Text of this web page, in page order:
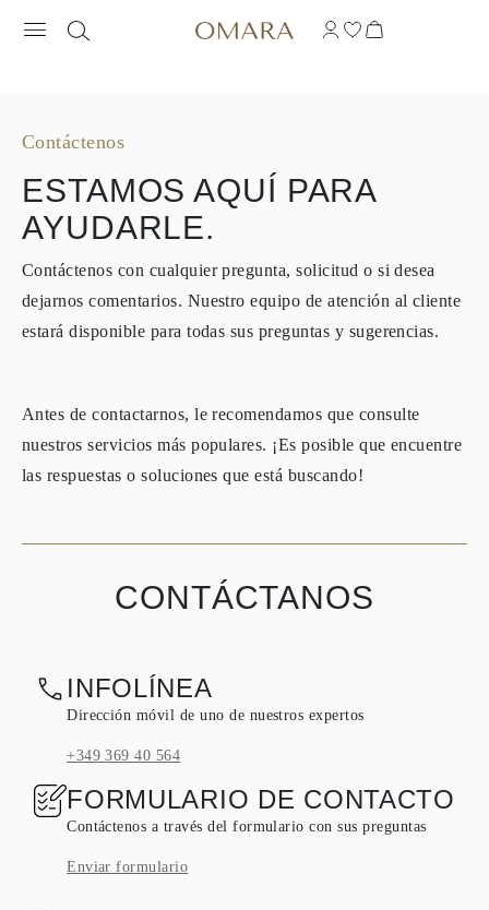
Contáctenos
ESTAMOS AQUÍ PARA
AYUDARLE.
Contáctenos con cualquier pregunta, solicitud o si desea
dejarnos comentarios. Nuestro equipo de atención al cliente
estará disponible para todas sus preguntas y sugerencias.
Antes de contactarnos, le recomendamos que consulte
nuestros servicios más populares. ¡Es posible que encuentre
las respuestas o soluciones que está buscando!
CONTÁCTANOS
INFOLÍNEA
Dirección móvil de uno de nuestros expertos
+349 369 40 564
FORMULARIO DE CONTACTO
Contáctenos a través del formulario con sus preguntas
Enviar formulario